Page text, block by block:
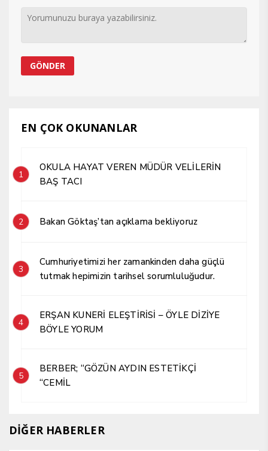
EN ÇOK OKUNANLAR
1
OKULA HAYAT VEREN MÜDÜR VELİLERİN
BAŞ TACI
2 Bakan Göktaş’tan açıklama bekliyoruz
3
Cumhuriyetimizi her zamankinden daha güçlü
tutmak hepimizin tarihsel sorumluluğudur.
4
ERŞAN KUNERİ ELEŞTİRİSİ – ÖYLE DİZİYE
BÖYLE YORUM
5
BERBER; “GÖZÜN AYDIN ESTETİKÇİ
“CEMİL
DİĞER HABERLER